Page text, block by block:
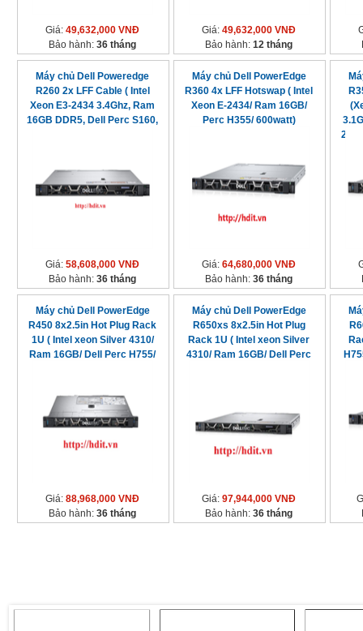
Giá:49,632,000 VNĐ
Bảo hành:36 tháng
Giá:49,632,000 VNĐ
Bảo hành:12 tháng
Máy chủ Dell Poweredge
R260 2x LFF Cable ( Intel
Xeon E3-2434 3.4Ghz, Ram
16GB DDR5, Dell Perc S160,
Giá:58,608,000 VNĐ
Bảo hành:36 tháng
Máy chủ Dell PowerEdge
R360 4x LFF Hotswap ( Intel
Xeon E-2434/ Ram 16GB/
Perc H355/ 600watt)
Giá:64,680,000 VNĐ
Bảo hành:36 tháng
2TB
Máy chủ Dell PowerEdge
R450 8x2.5in Hot Plug Rack
1U ( Intel xeon Silver 4310/
Ram 16GB/ Dell Perc H755/
Giá:88,968,000 VNĐ
Bảo hành:36 tháng
Máy chủ Dell PowerEdge
R650xs 8x2.5in Hot Plug
Rack 1U ( Intel xeon Silver
4310/ Ram 16GB/ Dell Perc
Giá:97,944,000 VNĐ
Bảo hành:36 tháng